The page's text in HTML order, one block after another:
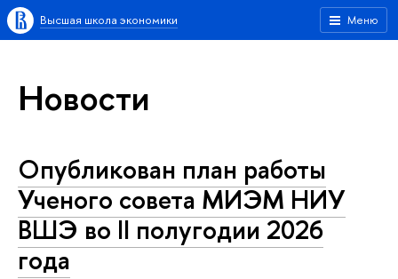
Меню
Высшая школа экономики
Новости
Опубликован план работы
Ученого совета МИЭМ НИУ
ВШЭ во II полугодии 2026
года